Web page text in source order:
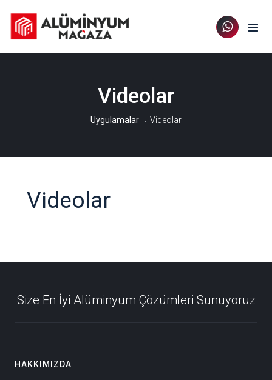
Videolar
Uygulamalar Videolar
Videolar
Size En İyi Alüminyum Çözümleri Sunuyoruz
HAKKIMIZDA